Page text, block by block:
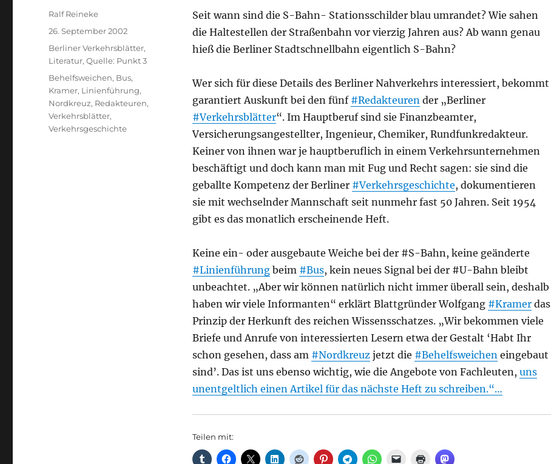
Seit wann sind die S-Bahn- Stationsschilder blau umrandet? Wie sahen
die Haltestellen der Straßenbahn vor vierzig Jahren aus? Ab wann genau
hieß die Berliner Stadtschnellbahn eigentlich S-Bahn?
Wer sich für diese Details des Berliner Nahverkehrs interessiert, bekommt
garantiert Auskunft bei den fünf #Redakteurender „Berliner
#Verkehrsblätter“. Im Hauptberuf sind sie Finanzbeamter,
Versicherungsangestellter, Ingenieur, Chemiker, Rundfunkredakteur.
Keiner von ihnen war je hauptberuflich in einem Verkehrsunternehmen
beschäftigt und doch kann man mit Fug und Recht sagen: sie sind die
geballte Kompetenz der Berliner #Verkehrsgeschichte, dokumentieren
sie mit wechselnder Mannschaft seit nunmehr fast 50 Jahren. Seit 1954
gibt es das monatlich erscheinende Heft.
Keine ein- oder ausgebaute Weiche bei der #S-Bahn, keine geänderte
#Linienführungbeim #Bus, kein neues Signal bei der #U-Bahn bleibt
unbeachtet. „Aber wir können natürlich nicht immer überall sein, deshalb
haben wir viele Informanten“ erklärt Blattgründer Wolfgang #Kramerdas
Prinzip der Herkunft des reichen Wissensschatzes. „Wir bekommen viele
Briefe und Anrufe von interessierten Lesern etwa der Gestalt ‘Habt Ihr
schon gesehen, dass am #Nordkreuzjetzt die #Behelfsweicheneingebaut
sind’. Das ist uns ebenso wichtig, wie die Angebote von Fachleuten, uns
unentgeltlich einen Artikel für das nächste Heft zu schreiben.“…
Teilen mit:
Autor
Ralf Reineke
Veröffentlicht
26. September 2002
Kategorien
Berliner Verkehrsblätter,
Literatur,Quelle: Punkt 3
Schlagwörter
Behelfsweichen, Bus,
Kramer, Linienführung,
Nordkreuz, Redakteuren,
Verkehrsblätter,
Verkehrsgeschichte